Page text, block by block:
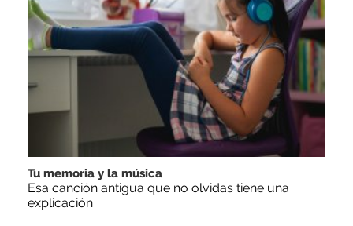
Tu memoria y la música
Esa canción antigua que no olvidas tiene una
explicación